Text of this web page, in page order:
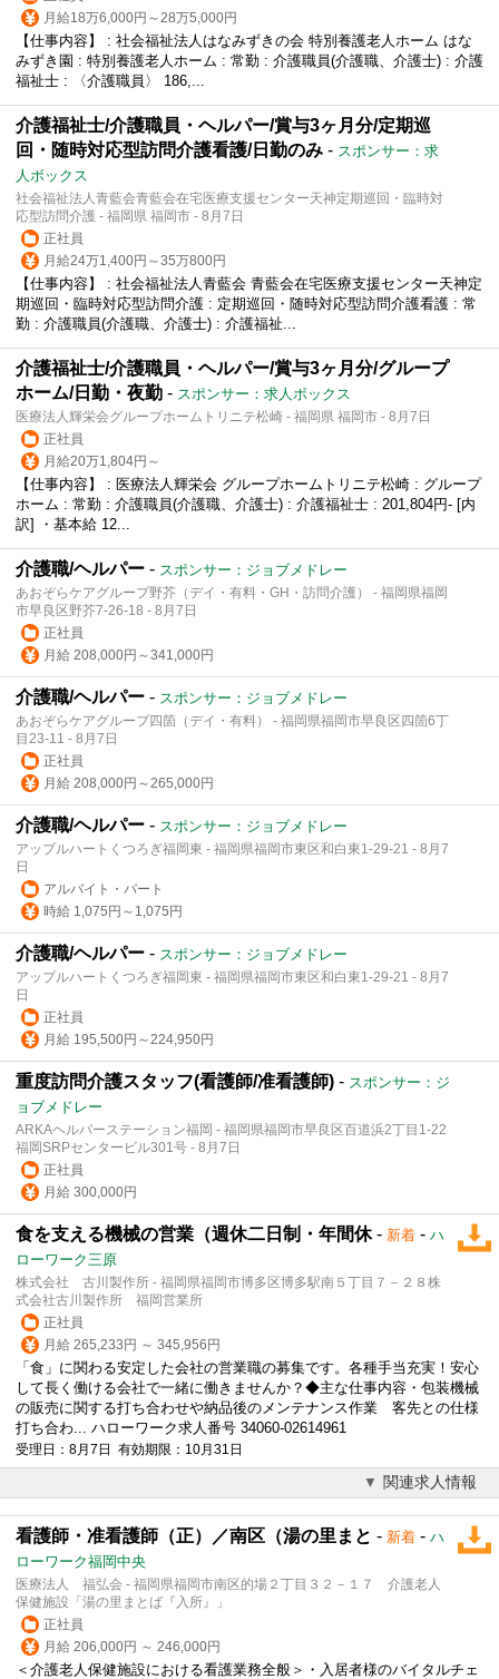
月給18万6,000円～28万5,000円
【仕事内容】 : 社会福祉法人はなみずきの会 特別養護老人ホーム はな
みずき園 : 特別養護老人ホーム : 常勤 : 介護職員(介護職、介護士) : 介護
福祉士 : 〈介護職員〉 186,...
介護福祉士/介護職員・ヘルパー/賞与3ヶ月分/定期巡
回・随時対応型訪問介護看護/日勤のみ - スポンサー：求
人ボックス
社会福祉法人青藍会青藍会在宅医療支援センター天神定期巡回・臨時対
応型訪問介護 - 福岡県 福岡市 - 8月7日
正社員
月給24万1,400円～35万800円
【仕事内容】 : 社会福祉法人青藍会 青藍会在宅医療支援センター天神定
期巡回・臨時対応型訪問介護 : 定期巡回・随時対応型訪問介護看護 : 常
勤 : 介護職員(介護職、介護士) : 介護福祉...
介護福祉士/介護職員・ヘルパー/賞与3ヶ月分/グループ
ホーム/日勤・夜勤 - スポンサー：求人ボックス
医療法人輝栄会グループホームトリニテ松崎 - 福岡県 福岡市 - 8月7日
正社員
月給20万1,804円～
【仕事内容】 : 医療法人輝栄会 グループホームトリニテ松崎 : グループ
ホーム : 常勤 : 介護職員(介護職、介護士) : 介護福祉士 : 201,804円- [内
訳] ・基本給 12...
介護職/ヘルパー - スポンサー：ジョブメドレー
あおぞらケアグループ野芥（デイ・有料・GH・訪問介護） - 福岡県福岡
市早良区野芥7-26-18 - 8月7日
正社員
月給 208,000円～341,000円
介護職/ヘルパー - スポンサー：ジョブメドレー
あおぞらケアグループ四箇（デイ・有料） - 福岡県福岡市早良区四箇6丁
目23‐11 - 8月7日
正社員
月給 208,000円～265,000円
介護職/ヘルパー - スポンサー：ジョブメドレー
アップルハートくつろぎ福岡東 - 福岡県福岡市東区和白東1-29-21 - 8月7
日
アルバイト・パート
時給 1,075円～1,075円
介護職/ヘルパー - スポンサー：ジョブメドレー
アップルハートくつろぎ福岡東 - 福岡県福岡市東区和白東1-29-21 - 8月7
日
正社員
月給 195,500円～224,950円
重度訪問介護スタッフ(看護師/准看護師) - スポンサー：ジ
ョブメドレー
ARKAヘルパーステーション福岡 - 福岡県福岡市早良区百道浜2丁目1-22
福岡SRPセンタービル301号 - 8月7日
正社員
月給 300,000円
食を支える機械の営業（週休二日制・年間休- 新着 - ハ
ローワーク三原
株式会社 古川製作所 - 福岡県福岡市博多区博多駅南５丁目７－２８株
式会社古川製作所 福岡営業所
正社員
月給 265,233円 ～ 345,956円
「食」に関わる安定した会社の営業職の募集です。各種手当充実！安心
して長く働ける会社で一緒に働きませんか？◆主な仕事内容・包装機械
の販売に関する打ち合わせや納品後のメンテナンス作業 客先との仕様
打ち合わ... ハローワーク求人番号 34060-02614961
受理日：8月7日 有効期限：10月31日
関連求人情報
看護師・准看護師（正）／南区（湯の里まと - 新着 - ハ
ローワーク福岡中央
医療法人 福弘会 - 福岡県福岡市南区的場２丁目３２－１７ 介護老人
保健施設「湯の里まとば『入所』」
正社員
月給 206,000円 ～ 246,000円
＜ 介護老人保健施設における看護業務全般＞・入居者様のバイタルチェ